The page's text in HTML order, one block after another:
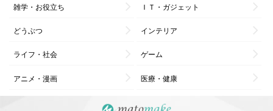
雑学・お役立ち ＩＴ・ガジェット
どうぶつ インテリア
ライフ・社会 ゲーム
アニメ・漫画 医療・健康